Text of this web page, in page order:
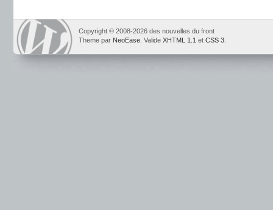
Copyright © 2008-2026 des nouvelles du front
Theme par NeoEase . Valide XHTML 1.1 et CSS 3